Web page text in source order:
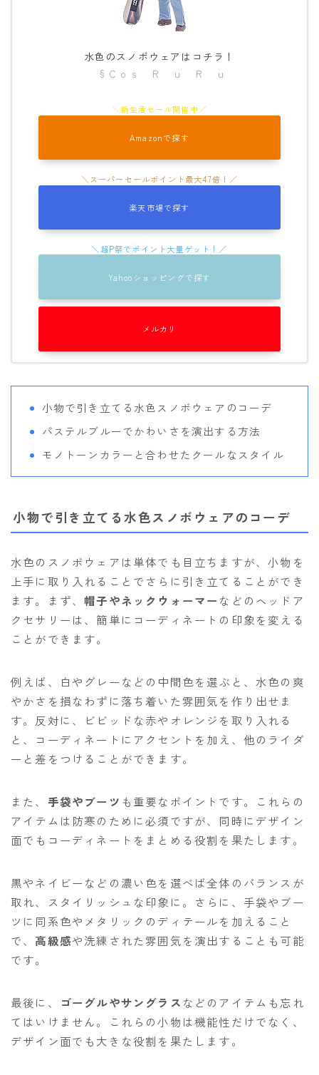
水色のスノボウェアはコチラ！
§Ｃｏｓ Ｒ ｕ Ｒ ｕ
Amazonで探す
楽天市場で探す
Yahooショッピングで探す
メルカリ
小物で引き立てる水色スノボウェアのコーデ
パステルブルーでかわいさを演出する方法
モノトーンカラーと合わせたクールなスタイル
小物で引き立てる水色スノボウェアのコーデ
水色のスノボウェアは単体でも目立ちますが、小物を
上手に取り入れることでさらに引き立てることができ
ます。まず、 帽子やネックウォーマー などのヘッドア
クセサリーは、簡単にコーディネートの印象を変える
ことができます。
例えば、白やグレーなどの中間色を選ぶと、水色の爽
やかさを損なわずに落ち着いた雰囲気を作り出せま
す。反対に、ビビッドな赤やオレンジを取り入れる
と、コーディネートにアクセントを加え、他のライダ
ーと差をつけることができます。
また、 手袋やブーツ も重要なポイントです。これらの
アイテムは防寒のために必須ですが、同時にデザイン
面でもコーディネートをまとめる役割を果たします。
黒やネイビーなどの濃い色を選べば全体のバランスが
取れ、スタイリッシュな印象に。さらに、手袋やブー
ツに同系色やメタリックのディテールを加えること
で、 高級感や洗練された雰囲気を演出することも可能
です。
最後に、 ゴーグルやサングラス などのアイテムも忘れ
てはいけません。これらの小物は機能性だけでなく、
デザイン面でも大きな役割を果たします。